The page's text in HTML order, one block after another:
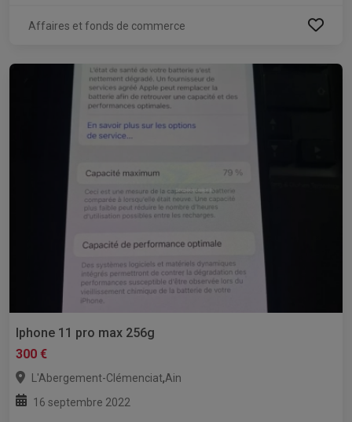
Affaires et fonds de commerce
Iphone 11 pro max 256g
300 €
L'Abergement-Clémenciat,Ain
16 septembre 2022